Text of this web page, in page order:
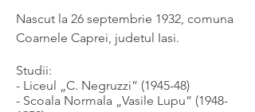
Nascut la 26 septembrie 1932, comuna
Coarnele Caprei, judetul Iasi.
Studii:
- Liceul „C. Negruzzi” (1945-48)
- Scoala Normala „Vasile Lupu” (1948-